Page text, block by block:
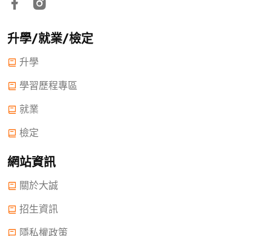
升學/就業/檢定
升學
學習歷程專區
就業
檢定
網站資訊
關於大誠
招生資訊
隱私權政策